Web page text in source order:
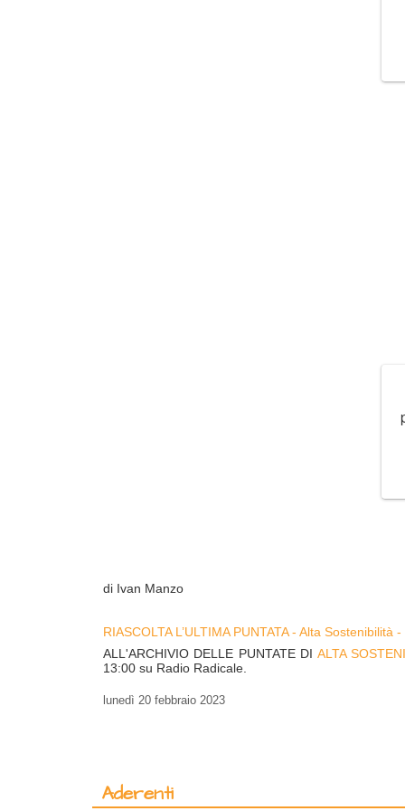
di Ivan Manzo
RIASCOLTA L’ULTIMA PUNTATA - Alta
ALL'ARCHIVIO DELLE PUNTATE DI ALTA
13:00 su Radio Radicale.
lunedì 20 febbraio 2023
Aderenti